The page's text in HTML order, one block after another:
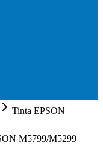
Tinta EPSON
M5799/M5299